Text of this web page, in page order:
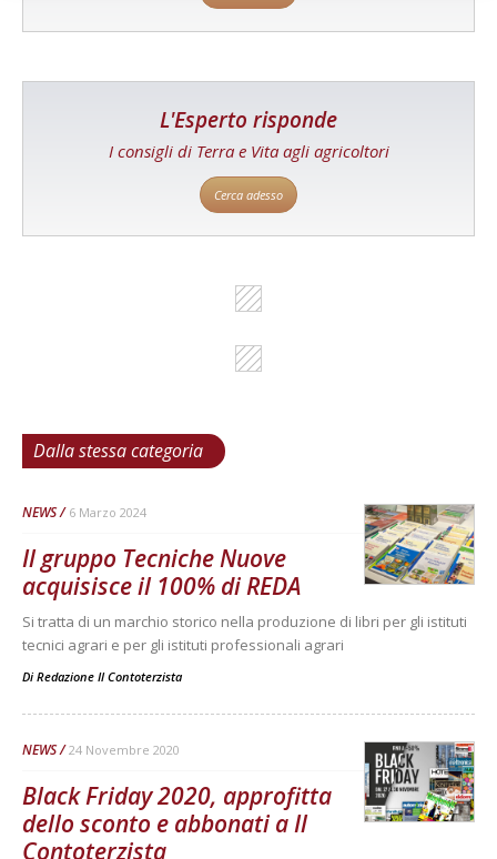
L'Esperto risponde
I consigli di Terra e Vita agli agricoltori
Cerca adesso
Dalla stessa categoria
NEWS 6 Marzo 2024
Il gruppo Tecniche Nuove
acquisisce il 100% di REDA
Si tratta di un marchio storico nella produzione di libri per gli istituti
tecnici agrari e per gli istituti professionali agrari
Di Redazione Il Contoterzista
NEWS 24 Novembre 2020
Black Friday 2020, approfitta
dello sconto e abbonati a Il
Contoterzista